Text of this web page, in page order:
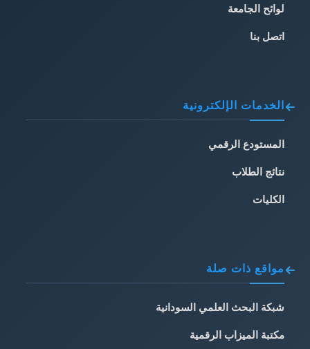
لوائح الجامعة
اتصل بنا
الخدمات الإلكترونية
المستودع الرقمي
نتائج الطلاب
الكليات
مواقع ذات صلة
شبكة البحث العلمي السودانية
مكتبة الميزاب الرقمية